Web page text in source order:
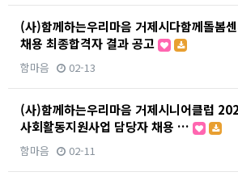
(사)함께하는우리마음 거제시다함께돌봄
채용 최종합격자 결과 공고
함마음 02-13
(사)함께하는우리마음 거제시니어클럽
사회활동지원사업 담당자 채용 …
함마음 02-11